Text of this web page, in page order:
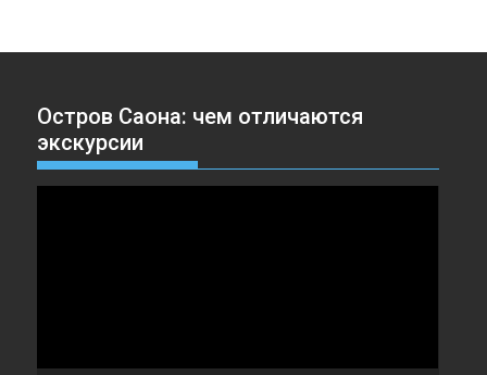
Остров Саона: чем отличаются
экскурсии